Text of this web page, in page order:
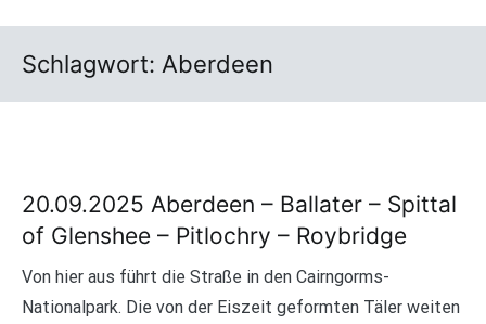
Schlagwort: Aberdeen
20.09.2025 Aberdeen – Ballater – Spittal
of Glenshee – Pitlochry – Roybridge
Von hier aus führt die Straße in den Cairngorms-
Nationalpark. Die von der Eiszeit geformten Täler weiten